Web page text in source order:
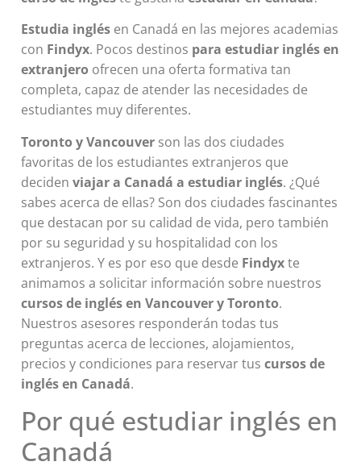
Estudia inglés en Canadá en las mejores academias
con Findyx. Pocos destinos para estudiar inglés en
extranjero ofrecen una oferta formativa tan
completa, capaz de atender las necesidades de
estudiantes muy diferentes.
Toronto y Vancouver son las dos ciudades
favoritas de los estudiantes extranjeros que
decidenviajar a Canadá a estudiar inglés. ¿Qué
sabes acerca de ellas? Son dos ciudades fascinantes
que destacan por su calidad de vida, pero también
por su seguridad y su hospitalidad con los
extranjeros. Y es por eso que desde Findyxte
animamos a solicitar información sobre nuestros
cursos de inglés en Vancouver y Toronto.
Nuestros asesores responderán todas tus
preguntas acerca de lecciones, alojamientos,
precios y condiciones para reservar tuscursos de
inglés en Canadá.
Por qué estudiar inglés en
Canadá